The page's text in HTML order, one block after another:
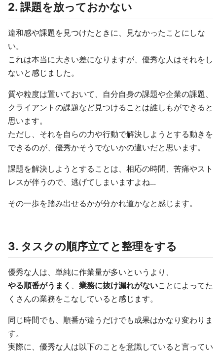
2. 課題を放っておかない
違和感や課題を見つけたときに、見なかったことにしな
い。
これは本当に大きい差になりますが、優秀な人はそれをし
ないと感じました。
質や粒度は置いておいて、自分自身の課題や企業の課題、
クライアントの課題など見つけることは誰しもができると
思います。
ただし、それを自らの力や行動で解決しようとする動きを
できるのが、優秀かそうでないかの違いだと思います。
課題を解決しようとすることは、相応の時間、苦痛やスト
レスが伴うので、逃げてしまいますよね...
その一歩を踏み出せるかが分かれ道かなと感じます。
3. タスクの順序立てと整理をする
優秀な人は、単純に作業量が多いというより、
やる順番がうまく 、 業務に抜け漏れがないことによってた
くさんの業務をこなしていると感じます。
同じ時間でも、順番が違うだけでも成果はかなり変わりま
す。
実際に、優秀な人は以下のことを意識していると言ってい